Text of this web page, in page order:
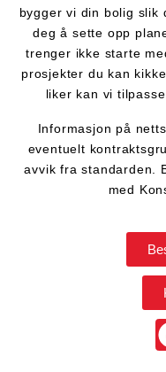
bygger vi din bolig slik
deg å sette opp
trenger ikke starte
prosjekter du kan
liker kan vi
Informasjon på
eventuelt
avvik fra standarden.
med